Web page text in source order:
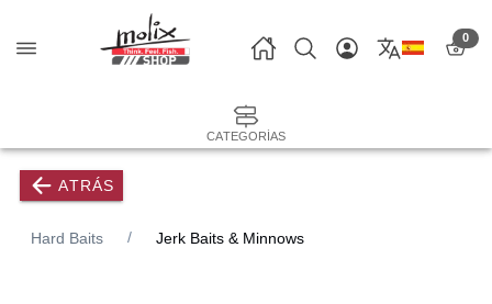
0
CATEGORÍAS
ATRÁS
Hard Baits Jerk Baits & Minnows